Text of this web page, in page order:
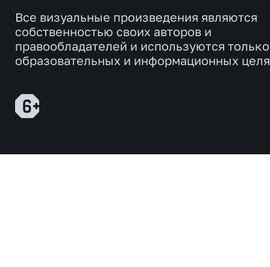
Все визуальные произведения являются
собственностью своих авторов и
правообладателей и используются
образовательных и информационных